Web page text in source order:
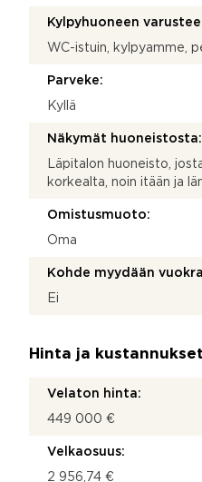
Kylpyhuoneen
WC-istuin, kylpyamme,
Parveke:
Kyllä
Näkymät huoneistosta:
Läpitalon huoneisto,
korkealta, noin itään ja
Omistusmuoto:
Oma
Kohde myydään
Ei
Hinta ja kustannukset
Velaton hinta:
449 000 €
Velkaosuus:
2 956,74 €